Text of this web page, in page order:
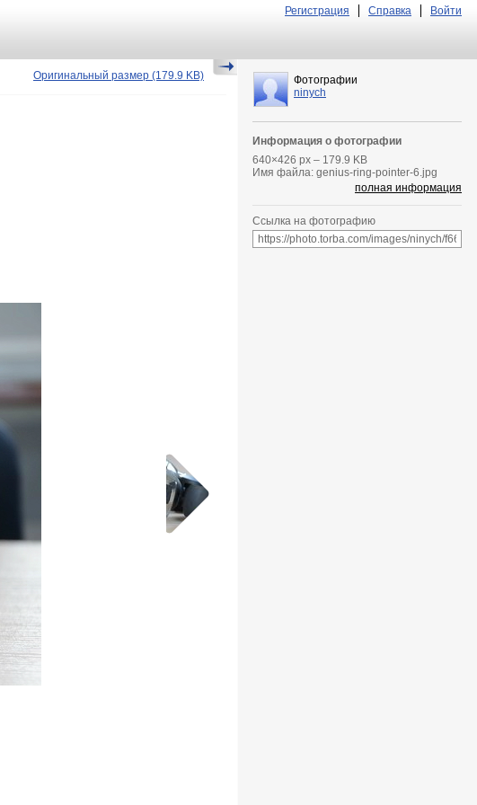
Регистрация Справка Войти
Оригинальный размер (179.9 KB)
Фотографии
ninych
Информация о фотографии
640×426 px – 179.9 KB
Имя файла: genius-ring-pointer-6.jpg
полная информация
Ссылка на фотографию